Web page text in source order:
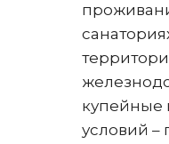
купейные
условий –